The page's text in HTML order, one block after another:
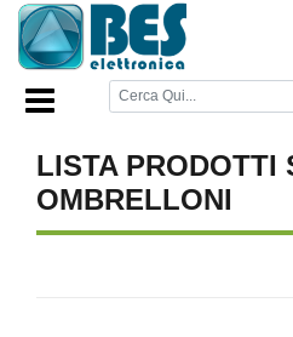
Home Page/ESTATE 2023
LISTA PRODOTTI
OMBRELLONI